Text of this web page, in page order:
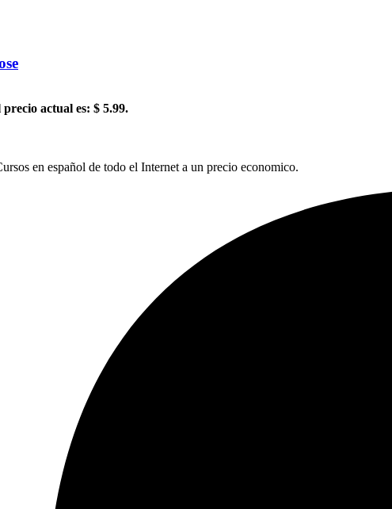
precio actual es: $ 5.99.
en español de todo el Internet a un precio economico.